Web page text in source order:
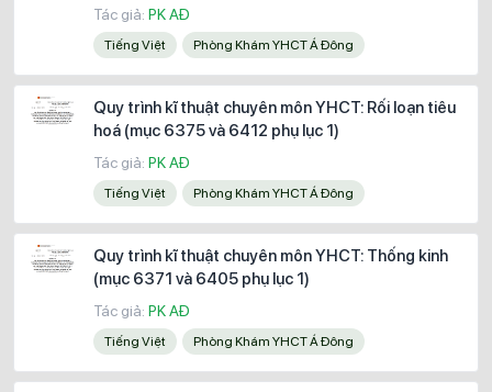
Tác giả: PK AĐ
Tiếng Việt Phòng Khám YHCT Á Đông
Quy trình kĩ thuật chuyên môn YHCT: Rối loạn tiêu
hoá (mục 6375 và 6412 phụ lục 1)
Tác giả: PK AĐ
Tiếng Việt Phòng Khám YHCT Á Đông
Quy trình kĩ thuật chuyên môn YHCT: Thống kinh
(mục 6371 và 6405 phụ lục 1)
Tác giả: PK AĐ
Tiếng Việt Phòng Khám YHCT Á Đông